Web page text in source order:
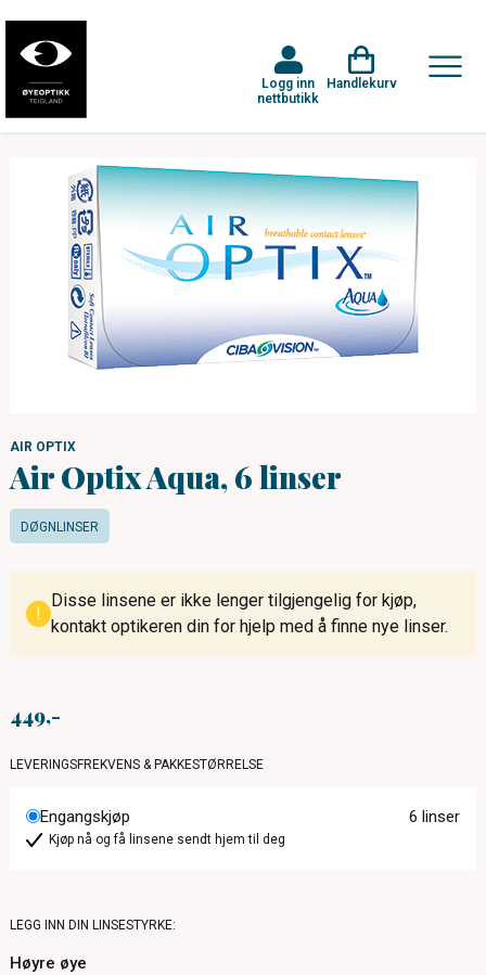
Logg inn
nettbutikk
Handlekurv
AIR OPTIX
Air Optix Aqua, 6 linser
DØGNLINSER
!
Disse linsene er ikke lenger tilgjengelig for kjøp,
kontakt optikeren din for hjelp med å finne nye linser.
449
LEVERINGSFREKVENS & PAKKESTØRRELSE
Engangskjøp 6 linser
Kjøp nå og få linsene sendt hjem til deg
LEGG INN DIN LINSESTYRKE:
Høyre øye